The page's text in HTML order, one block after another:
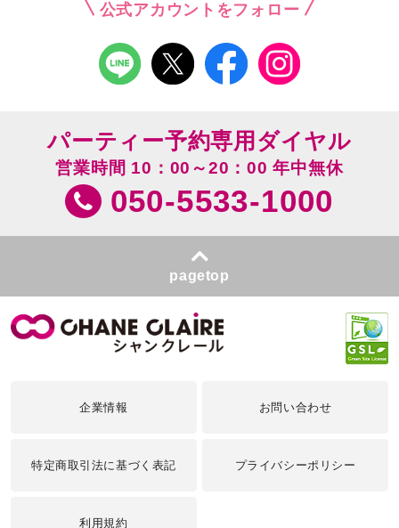
公式アカウントをフォロー
パーティー予約専用ダイヤル
営業時間 10：00～20：00 年中無休
050-5533-1000
pagetop
企業情報 お問い合わせ
特定商取引法に基づく表記 プライバシーポリシー
利用規約